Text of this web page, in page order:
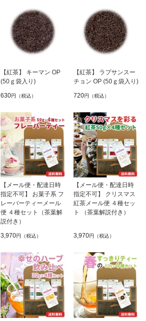
【紅茶】 キーマン OP
(50ｇ袋入り)
630円（税込）
【紅茶】 ラプサンスー
チョン OP (50ｇ袋入り)
720円（税込）
【メール便・配達日時
指定不可】 お菓子系 フ
レーバーティーメール
便 ４種セット（茶葉解
説付き）
3,970円（税込）
【メール便・配達日時
指定不可】 クリスマス
紅茶メール便 ４種セッ
ト （茶葉解説付き）
3,970円（税込）